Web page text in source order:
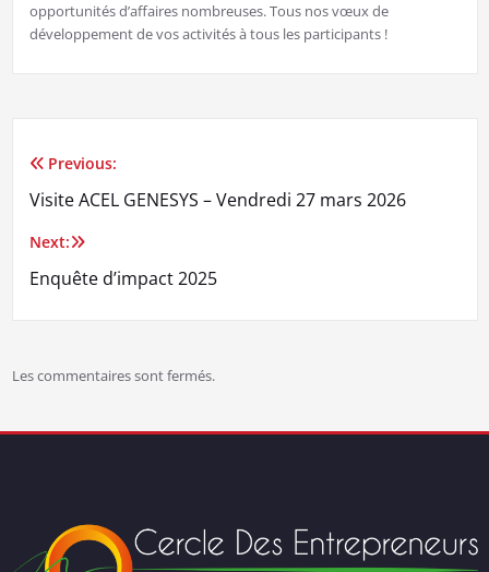
opportunités d’affaires nombreuses. Tous nos vœux de
développement de vos activités à tous les participants !
Navigation
de
l’article
Previous:
Visite ACEL GENESYS – Vendredi 27 mars 2026
Next:
Enquête d’impact 2025
Les commentaires sont fermés.